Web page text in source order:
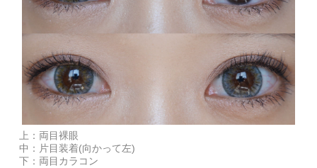
上：両目裸眼
中：片目装着(向かって左)
下：両目カラコン